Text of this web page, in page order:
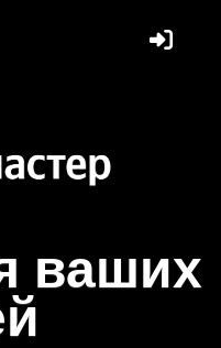
ваших